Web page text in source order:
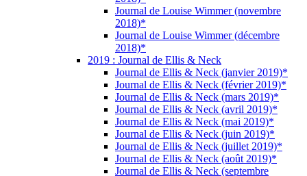
Journal de Louise Wimmer (novembre
2018)*
Journal de Louise Wimmer (décembre
2018)*
2019 : Journal de Ellis & Neck
Journal de Ellis & Neck (janvier 2019)*
Journal de Ellis & Neck (février 2019)*
Journal de Ellis & Neck (mars 2019)*
Journal de Ellis & Neck (avril 2019)*
Journal de Ellis & Neck (mai 2019)*
Journal de Ellis & Neck (juin 2019)*
Journal de Ellis & Neck (juillet 2019)*
Journal de Ellis & Neck (août 2019)*
Journal de Ellis & Neck (septembre